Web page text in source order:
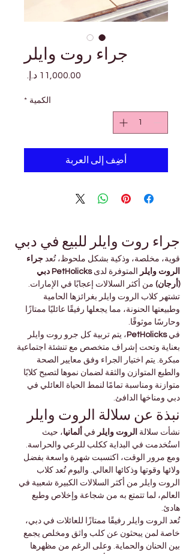
جراء روت وايلر
الكمية *
أضِف إلى العربة
جراء روت وايلر للبيع في دبي
قوية، مخلصة، وذكية بشكل ملحوظ، تُعد جراء
الروت وايلر
المتوفرة لدى
PetHolicks دبي
(أرجان) من أكثر السلالات إعجابًا في الإمارات.
تشتهر كلاب الروت وايلر بغرائزها الحامية
وطبيعتها الحنونة، مما يجعلها رفيقًا عائليًا ممتازًا
وحارسًا موثوقًا.
في PetHolicks ، يتم تربية كل جرو روت وايلر
بعناية وتحت إشراف متخصص مع تنشئة اجتماعية
مبكرة. يتم اختيار الجراء وفق معايير الصحة
والطبع المتوازن والثقة لضمان نموها لتصبح كلابًا
متوازنة ومناسبة تمامًا لنمط الحياة العائلي في
دبي ومناخها الدافئ.
نبذة عن سلالة الروت وايلر
نشأت سلالة الروت وايلر في ألمانيا، حيث
استُخدمت في البداية ككلب للرعي والحراسة.
ومع مرور الوقت، اكتسبت شهرة واسعة بفضل
ولائها وقوتها وذكائها العالي. واليوم تُعد كلاب
الروت وايلر من أكثر السلالات الكبيرة شعبية في
العالم، لما تتمتع به من شجاعة وإخلاص وطبع
هادئ.
تُعد الروت وايلر رفيقًا ممتازًا للعائلات في دبي،
خاصة لمن يبحثون عن كلب واثق ومخلص يجمع
بين الحنان والحماية. وعلى الرغم من مظهرها